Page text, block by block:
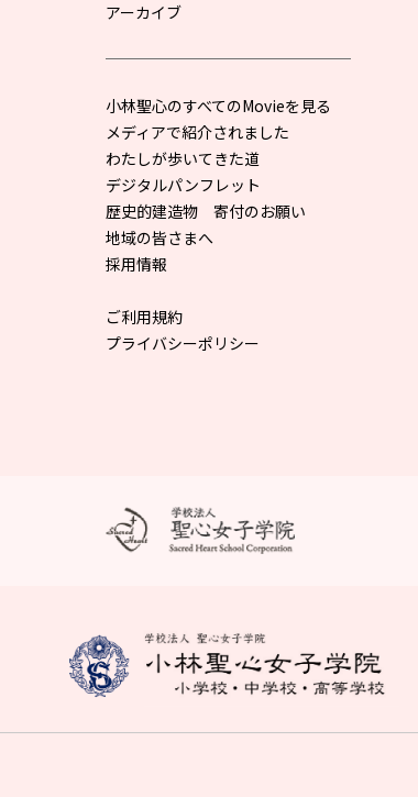
アーカイブ
小林聖心のすべてのMovieを見る
メディアで紹介されました
わたしが歩いてきた道
デジタルパンフレット
歴史的建造物 寄付のお願い
地域の皆さまへ
採用情報
ご利用規約
プライバシーポリシー